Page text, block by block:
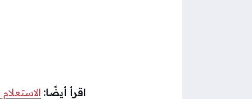
اقرأ أيضًا: